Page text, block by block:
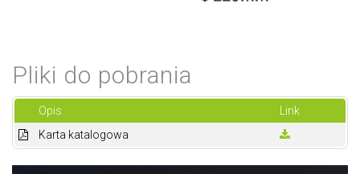
Pliki do pobrania
Opis
Link
Karta katalogowa